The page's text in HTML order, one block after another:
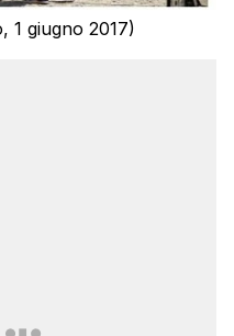
1 giugno 2017)